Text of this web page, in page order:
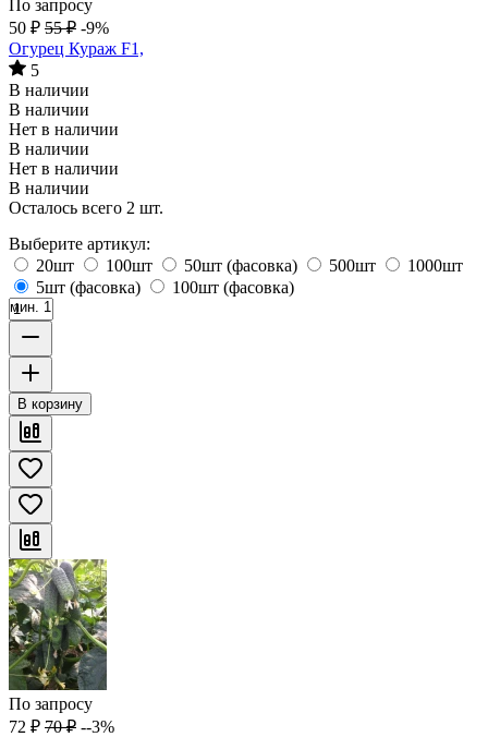
По запросу
50 ₽ 55 ₽ -9%
Огурец Кураж F1,
5
В наличии
В наличии
Нет в наличии
В наличии
Нет в наличии
В наличии
Осталось всего 2 шт.
Выберите артикул:
20шт
100шт 50шт (фасовка) 500шт
1000шт
5шт (фасовка)
100шт (фасовка)
мин. 1
В корзину
По запросу
72 ₽ 70 ₽ --3%